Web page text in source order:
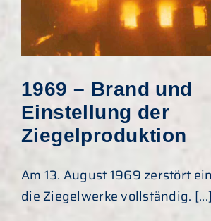
1969 – Brand und
Einstellung der
Ziegelproduktion
Am 13. August 1969 zerstört
die Ziegelwerke vollständig. [...]